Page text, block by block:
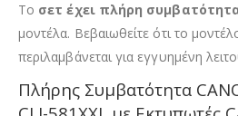
Το σετ έχει πλήρη
μοντέλα. Βεβαιωθείτε ότι το
περιλαμβάνεται για εγγυημένη
Πλήρης Συμβατότητα